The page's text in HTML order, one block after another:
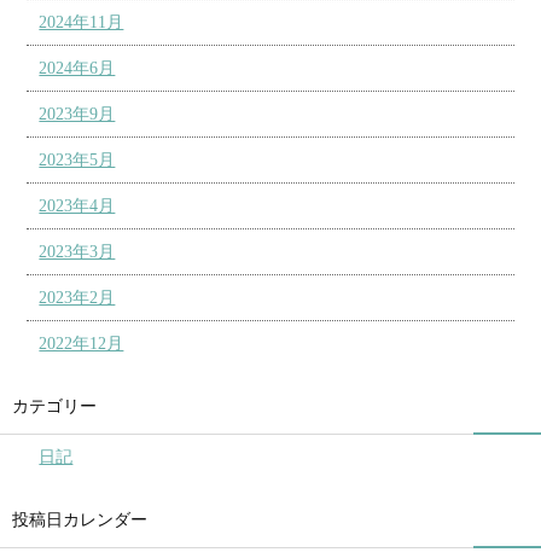
2024年11月
2024年6月
2023年9月
2023年5月
2023年4月
2023年3月
2023年2月
2022年12月
カテゴリー
日記
投稿日カレンダー